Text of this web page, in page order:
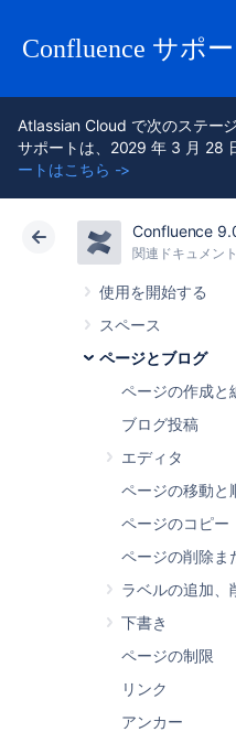
Confluence サポー
Atlassian Cloud で次のステー
サポートは、2029 年 3 月 28
ートはこちら ->
Confluence
関連ドキュメント
使用を開始する
スペース
ページとブログ
ページの作成と
ブログ投稿
エディタ
ページの移動と
ページのコピー
ページの削除ま
ラベルの追加、
下書き
ページの制限
リンク
アンカー
アトラシアン サポート
クラウド Data
アップ
このセクションでは
種類のマークアップ
Confluence 保
XHTML ベース
ユーザーは、
許可されてい
示に加えて編集
Wiki マークアッ
Wiki マークア
たデータエント
Confluence 管